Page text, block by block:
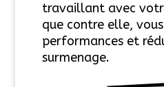
travaillant avec
que contre elle,
performances et
surmenage.